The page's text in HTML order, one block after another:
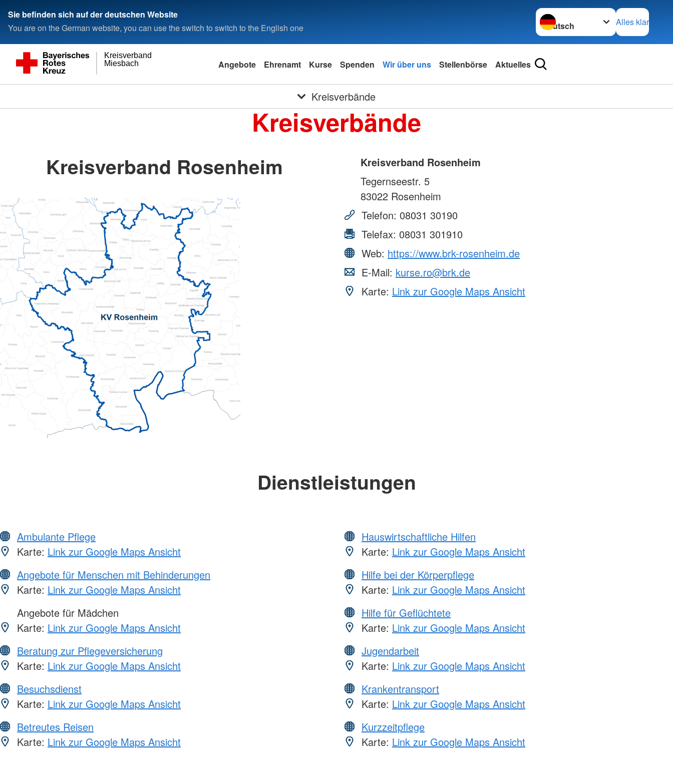
Sie befinden sich auf der deutschen Website
You are on the German website, you can use the switch to switch to the English one
Sprache wechseln zu
Alles klar
Miesbach
Kreisverband
Angebote Ehrenamt Kurse Spenden Wir über uns Stellenbörse Aktuelles
Kreisverbände
Kreisverbände
Kreisverband Rosenheim
Kreisverband Rosenheim
Tegernseestr. 5
83022 Rosenheim
Telefon: 08031 30190
Telefax: 08031 301910
Web: https://www.brk-rosenheim.de
E-Mail: kurse.ro@brk.de
Karte: Link zur Google Maps Ansicht
Dienstleistungen
Ambulante Pflege
Karte: Link zur Google Maps Ansicht
Angebote für Menschen mit Behinderungen
Karte: Link zur Google Maps Ansicht
Angebote für Mädchen
Karte: Link zur Google Maps Ansicht
Beratung zur Pflegeversicherung
Karte: Link zur Google Maps Ansicht
Besuchsdienst
Karte: Link zur Google Maps Ansicht
Betreutes Reisen
Karte: Link zur Google Maps Ansicht
Hauswirtschaftliche Hilfen
Karte: Link zur Google Maps Ansicht
Hilfe bei der Körperpflege
Karte: Link zur Google Maps Ansicht
Hilfe für Geflüchtete
Karte: Link zur Google Maps Ansicht
Jugendarbeit
Karte: Link zur Google Maps Ansicht
Krankentransport
Karte: Link zur Google Maps Ansicht
Kurzzeitpflege
Karte: Link zur Google Maps Ansicht